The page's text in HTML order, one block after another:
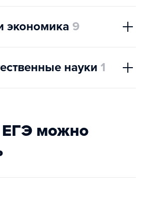
экономика 9
науки 1
можно